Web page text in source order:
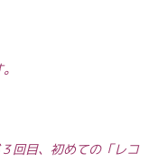
回目、初めての「レコ